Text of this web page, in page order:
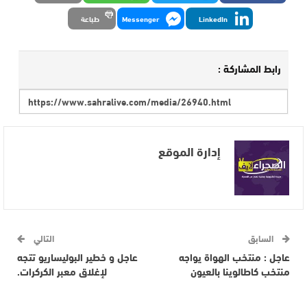
LinkedIn
Messenger طباعة
رابط المشاركة :
إدارة الموقع
السابق
عاجل : منتخب الهواة يواجه
منتخب كاطالوينا بالعيون
التالي
عاجل و خطير البوليساريو تتجه
لإغلاق معبر الكركرات.